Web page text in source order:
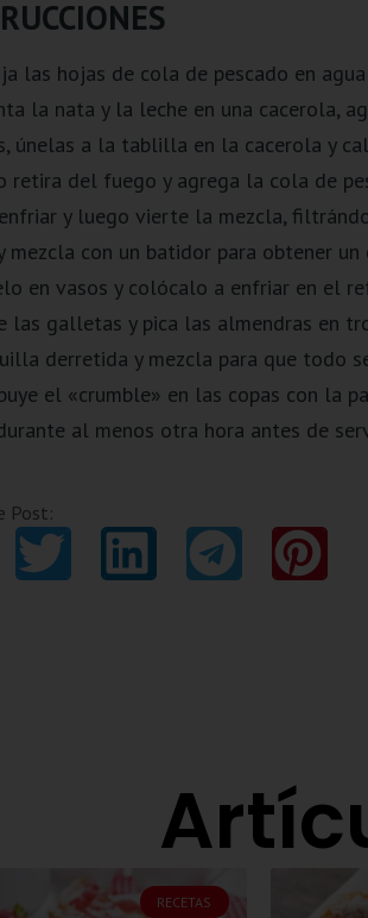
las hojas de cola de pescado en
la nata y la leche en una cacerola,
únelas a la tablilla en la cacerola y
retira del fuego y agrega la cola de
y luego vierte la mezcla,
mezcla con un batidor para obtener
en vasos y colócalo a enfriar en el
las galletas y pica las almendras en
derretida y mezcla para que todo
el «crumble» en las copas con la
al menos otra hora antes de
Post:
RECETAS